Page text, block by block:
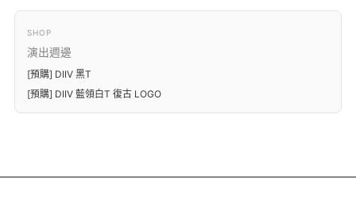
SHOP
演出週邊
[預購] DIIV 黑T
[預購] DIIV 藍領白T 復古 LOGO